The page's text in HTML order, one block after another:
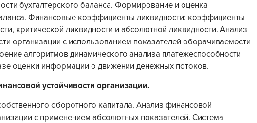
бухгалтерского баланса. Формирование и оценка
Финансовые коэффициенты ликвидности: коэффициенты
критической ликвидности и абсолютной ликвидности. Анализ
организации с использованием показателей оборачиваемости
алгоритмов динамического анализа платежеспособности
оценки информации о движении денежных потоков.
устойчивости организации.
оборотного капитала. Анализ финансовой
с применением абсолютных показателей. Система